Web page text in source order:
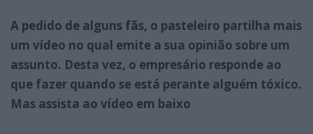
A pedido de alguns fãs, o pasteleiro partilha mais
um vídeo no qual emite a sua opinião sobre um
assunto. Desta vez, o empresário responde ao
que fazer quando se está perante alguém tóxico.
Mas assista ao vídeo em baixo